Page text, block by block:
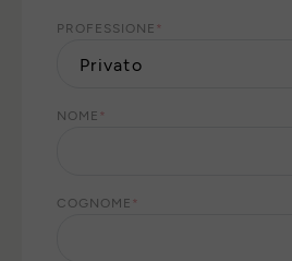
PROFESSIONE *
NOME *
COGNOME *